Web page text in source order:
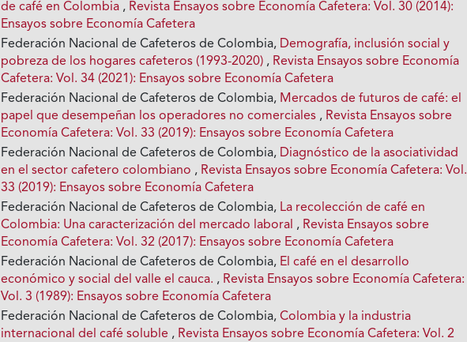
de café en Colombia , Revista Ensayos sobre Economía Cafetera: Vol. 30 (2014):
Ensayos sobre Economía Cafetera
Federación Nacional de Cafeteros de Colombia, Demografía, inclusión social y
pobreza de los hogares cafeteros (1993-2020) , Revista Ensayos sobre Economía
Cafetera: Vol. 34 (2021): Ensayos sobre Economía Cafetera
Federación Nacional de Cafeteros de Colombia, Mercados de futuros de café: el
papel que desempeñan los operadores no comerciales , Revista Ensayos sobre
Economía Cafetera: Vol. 33 (2019): Ensayos sobre Economía Cafetera
Federación Nacional de Cafeteros de Colombia, Diagnóstico de la asociatividad
en el sector cafetero colombiano , Revista Ensayos sobre Economía Cafetera: Vol.
33 (2019): Ensayos sobre Economía Cafetera
Federación Nacional de Cafeteros de Colombia, La recolección de café en
Colombia: Una caracterización del mercado laboral , Revista Ensayos sobre
Economía Cafetera: Vol. 32 (2017): Ensayos sobre Economía Cafetera
Federación Nacional de Cafeteros de Colombia, El café en el desarrollo
económico y social del valle el cauca. , Revista Ensayos sobre Economía Cafetera:
Vol. 3 (1989): Ensayos sobre Economía Cafetera
Federación Nacional de Cafeteros de Colombia,Colombia y la industria
internacional del café soluble , Revista Ensayos sobre Economía Cafetera: Vol. 2